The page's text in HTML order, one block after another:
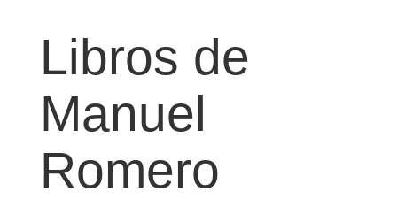
Libros de
Manuel
Romero